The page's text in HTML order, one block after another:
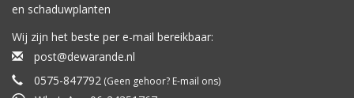
en schaduwplanten
Wij zijn het beste per e-mail bereikbaar:
post@dewarande.nl
0575-847792 (Geen gehoor? E-mail ons)